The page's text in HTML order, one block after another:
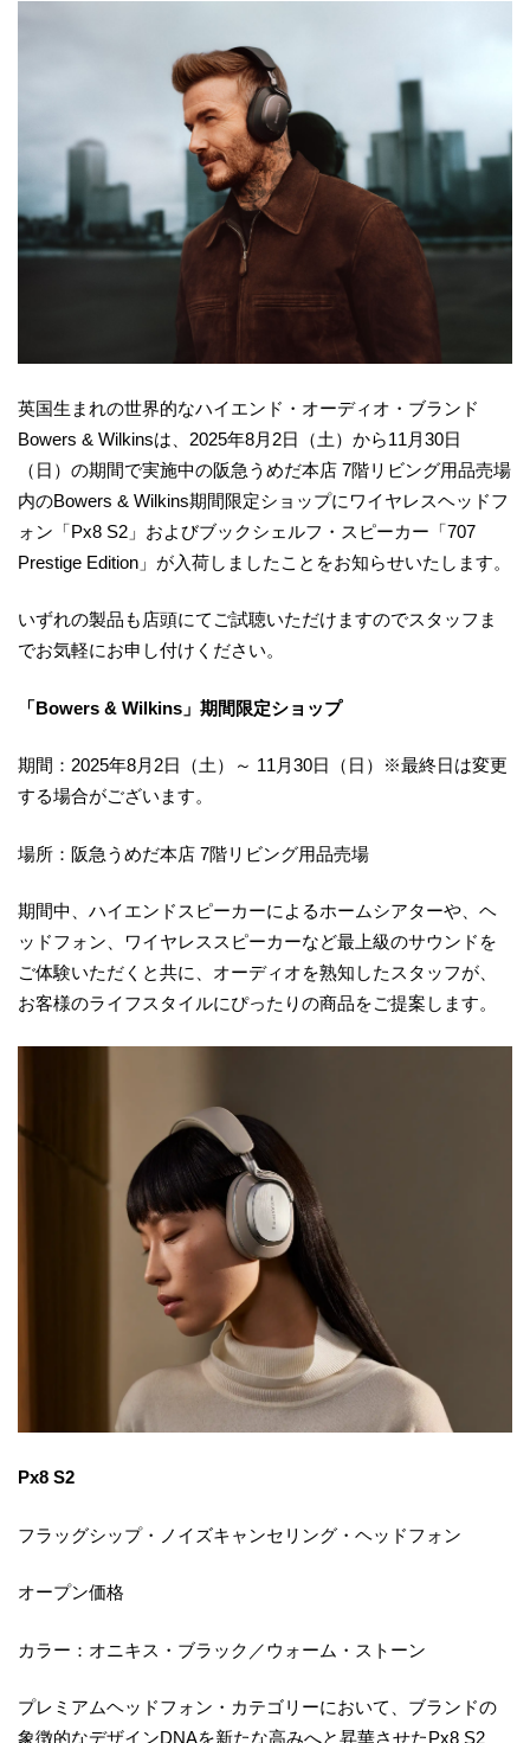
英国生まれの世界的なハイエンド・オーディオ・ブランド
Bowers & Wilkinsは、2025年8月2日（土）から11月30日
（日）の期間で実施中の阪急うめだ本店 7階リビング用品売場
内のBowers & Wilkins期間限定ショップにワイヤレスヘッドフ
ォン「Px8 S2」およびブックシェルフ・スピーカー「707
Prestige Edition」が入荷しましたことをお知らせいたします。
いずれの製品も店頭にてご試聴いただけますのでスタッフま
でお気軽にお申し付けください。
「Bowers & Wilkins」期間限定ショップ
期間：2025年8月2日（土）～ 11月30日（日）※最終日は変更
する場合がございます。
場所：阪急うめだ本店 7階リビング用品売場
期間中、ハイエンドスピーカーによるホームシアターや、ヘ
ッドフォン、ワイヤレススピーカーなど最上級のサウンドを
ご体験いただくと共に、オーディオを熟知したスタッフが、
お客様のライフスタイルにぴったりの商品をご提案します。
Px8 S2
フラッグシップ・ノイズキャンセリング・ヘッドフォン
オープン価格
カラー：オニキス・ブラック／ウォーム・ストーン
プレミアムヘッドフォン・カテゴリーにおいて、ブランドの
象徴的なデザインDNAを新たな高みへと昇華させたPx8 S2